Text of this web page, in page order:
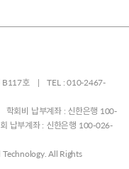
B117호 | TEL : 010-2467-
비 납부계좌 : 신한은행 100-
납부계좌 : 신한은행 100-026-
All Rights